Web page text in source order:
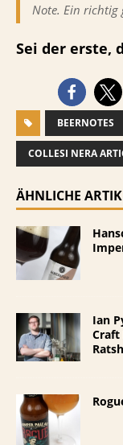
Note. Ein richtig
Sei der erste,
BEERNOTES
COLLESI NERA
ÄHNLICHE
Ian
Craft